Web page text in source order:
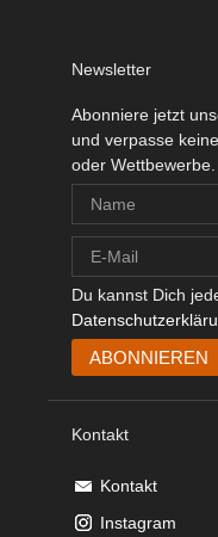
Newsletter
Abonniere jetzt
und verpasse
oder Wettbewerbe.
Du kannst Dich
Kontakt
Kontakt
Instagram